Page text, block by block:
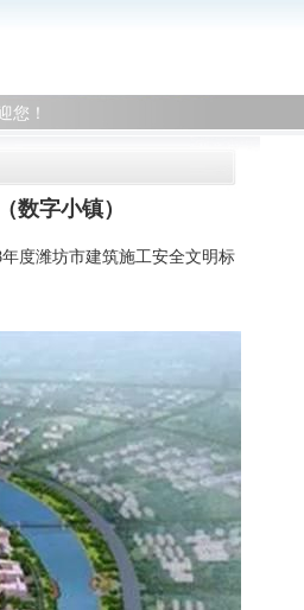
！
数字小镇）
度潍坊市建筑施工安全文明标